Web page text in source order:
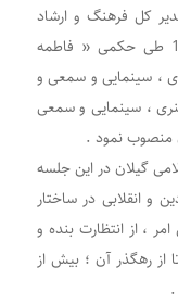
کل فرهنگ و ارشاد
گیلان روز دوشنبه 1 آبان ماه 1402 طی حکمی « فاطمه
، سینمایی و سمعی و
، سینمایی و سمعی
منصوب نمود .
گیلان در این جلسه
و انقلابی در ساختار
، از انتظارت بنده و
رهگذر آن ؛ بیش از